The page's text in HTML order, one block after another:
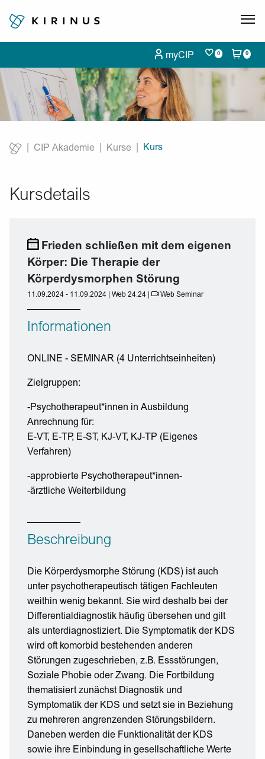
myCIP 0 0
CIP Akademie Kurse
Current:
Kurs
Kursdetails
Frieden schließen mit dem eigenen
Körper: Die Therapie der
Körperdysmorphen Störung
11.09.2024 - 11.09.2024 | Web 24.24 | Web Seminar
Informationen
ONLINE - SEMINAR (4 Unterrichtseinheiten)
Zielgruppen:
-Psychotherapeut*innen in Ausbildung
Anrechnung für:
E-VT, E-TP, E-ST, KJ-VT, KJ-TP (Eigenes
Verfahren)
-approbierte Psychotherapeut*innen-
-ärztliche Weiterbildung
Beschreibung
Die Körperdysmorphe Störung (KDS) ist auch
unter psychotherapeutisch tätigen Fachleuten
weithin wenig bekannt. Sie wird deshalb bei der
Differentialdiagnostik häufig übersehen und gilt
als unterdiagnostiziert. Die Symptomatik der KDS
wird oft komorbid bestehenden anderen
Störungen zugeschrieben, z.B. Essstörungen,
Soziale Phobie oder Zwang. Die Fortbildung
thematisiert zunächst Diagnostik und
Symptomatik der KDS und setzt sie in Beziehung
zu mehreren angrenzenden Störungsbildern.
Daneben werden die Funktionalität der KDS
sowie ihre Einbindung in gesellschaftliche Werte